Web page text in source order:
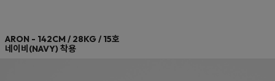
네이비(NAVY)